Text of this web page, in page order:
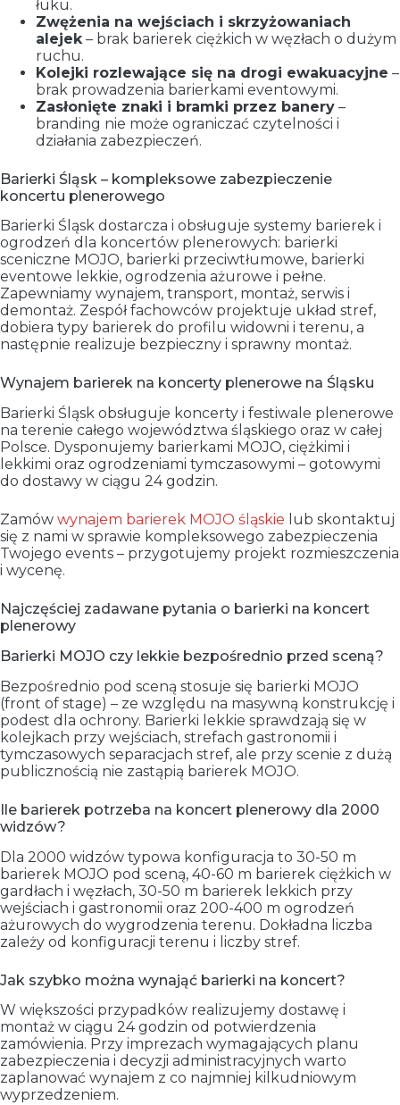
łuku.
Zwężenia na wejściach i skrzyżowaniach
alejek – brak barierek ciężkich w węzłach o dużym
ruchu.
Kolejki rozlewające się na drogi ewakuacyjne –
brak prowadzenia barierkami eventowymi.
Zasłonięte znaki i bramki przez banery –
branding nie może ograniczać czytelności i
działania zabezpieczeń.
Barierki Śląsk – kompleksowe zabezpieczenie
koncertu plenerowego
Barierki Śląsk dostarcza i obsługuje systemy barierek i
ogrodzeń dla koncertów plenerowych: barierki
sceniczne MOJO, barierki przeciwtłumowe, barierki
eventowe lekkie, ogrodzenia ażurowe i pełne.
Zapewniamy wynajem, transport, montaż, serwis i
demontaż. Zespół fachowców projektuje układ stref,
dobiera typy barierek do profilu widowni i terenu, a
następnie realizuje bezpieczny i sprawny montaż.
Wynajem barierek na koncerty plenerowe na Śląsku
Barierki Śląsk obsługuje koncerty i festiwale plenerowe
na terenie całego województwa śląskiego oraz w całej
Polsce. Dysponujemy barierkami MOJO, ciężkimi i
lekkimi oraz ogrodzeniami tymczasowymi – gotowymi
do dostawy w ciągu 24 godzin.
Zamów wynajem barierek MOJO śląskie lub skontaktuj
się z nami w sprawie kompleksowego zabezpieczenia
Twojego events – przygotujemy projekt rozmieszczenia
i wycenę.
Najczęściej zadawane pytania o barierki na koncert
plenerowy
Barierki MOJO czy lekkie bezpośrednio przed sceną?
Bezpośrednio pod sceną stosuje się barierki MOJO
(front of stage) – ze względu na masywną konstrukcję i
podest dla ochrony. Barierki lekkie sprawdzają się w
kolejkach przy wejściach, strefach gastronomii i
tymczasowych separacjach stref, ale przy scenie z dużą
publicznością nie zastąpią barierek MOJO.
Ile barierek potrzeba na koncert plenerowy dla 2000
widzów?
Dla 2000 widzów typowa konfiguracja to 30-50 m
barierek MOJO pod sceną, 40-60 m barierek ciężkich w
gardłach i węzłach, 30-50 m barierek lekkich przy
wejściach i gastronomii oraz 200-400 m ogrodzeń
ażurowych do wygrodzenia terenu. Dokładna liczba
zależy od konfiguracji terenu i liczby stref.
Jak szybko można wynająć barierki na koncert?
W większości przypadków realizujemy dostawę i
montaż w ciągu 24 godzin od potwierdzenia
zamówienia. Przy imprezach wymagających planu
zabezpieczenia i decyzji administracyjnych warto
zaplanować wynajem z co najmniej kilkudniowym
wyprzedzeniem.